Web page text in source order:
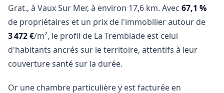
Grat., à Vaux Sur Mer, à environ 17,6 km. Avec 67,1 %
de propriétaires et un prix de l'immobilier autour de
3 472 €/m², le profil de La Tremblade est celui
d'habitants ancrés sur le territoire, attentifs à leur
couverture santé sur la durée.
Or une chambre particulière y est facturée en